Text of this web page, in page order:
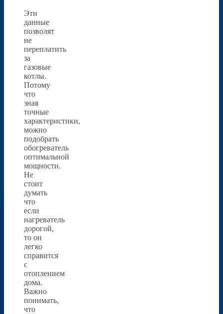
Эти
данные
позволят
не
переплатить
за
газовые
котлы.
Потому
что
зная
точные
характеристики,
можно
подобрать
обогреватель
оптимальной
мощности.
Не
стоит
думать
что
если
нагреватель
дорогой,
то он
легко
справится
с
отоплением
дома.
Важно
понимать,
что